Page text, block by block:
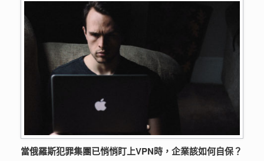
當俄羅斯犯罪集團已悄悄盯上VPN時，企業該如何自保？